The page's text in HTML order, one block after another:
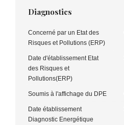
Diagnostics
Concerné par un Etat des
Risques et Pollutions (ERP)
Date d'établissement Etat
des Risques et
Pollutions(ERP)
Soumis à l'affichage du DPE
Date établissement
Diagnostic Energétique